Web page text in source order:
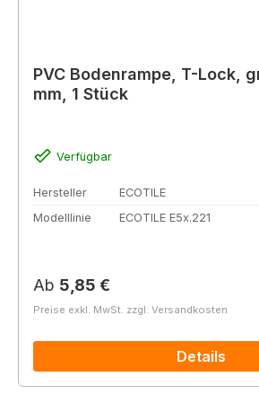
PVC Bodenrampe, T-Lock,
mm, 1 Stück
Verfügbar
Hersteller
ECOTILE
Modelllinie
ECOTILE E5x.221
Regulärer Preis:
Ab 5,85 €
Preise exkl. MwSt. zzgl. Versandkosten
Details